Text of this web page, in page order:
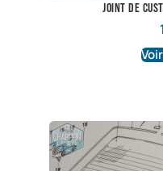
Joint de